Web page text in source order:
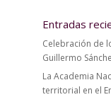
Entradas
Celebración de
Guillermo
La Academia
territorial en el